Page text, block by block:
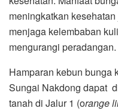
meningkatkan
menjaga kelembaban
mengurangi peradangan.
Hamparan kebun bunga
Sungai Nakdong dapat
tanah di Jalur 1 (orange